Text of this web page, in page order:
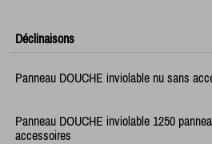
Déclinaisons
Panneau DOUCHE inviolable nu sans
Panneau DOUCHE inviolable 1250
accessoires